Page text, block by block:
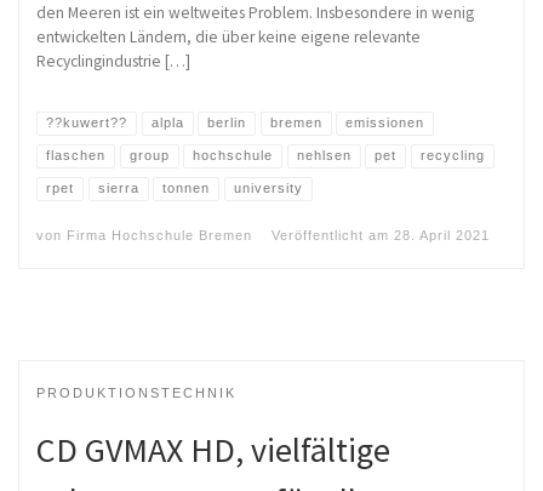
den Meeren ist ein weltweites Problem. Insbesondere in wenig
entwickelten Ländern, die über keine eigene relevante
Recyclingindustrie […]
??kuwert?? alpla berlin bremen emissionen
flaschen group hochschule nehlsen pet recycling
rpet sierra tonnen university
von Firma Hochschule Bremen Veröffentlicht am 28. April 2021
PRODUKTIONSTECHNIK
CD GVMAX HD, vielfältige